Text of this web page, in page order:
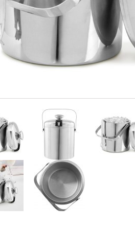
GOURMET Y BBQ
TIEMPO LIBRE Y VIAJE
ACCESORIOS AUTO